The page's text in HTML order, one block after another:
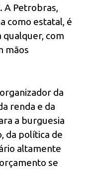
A Petrobras,
como estatal, é
com
mãos
da
renda e da
a burguesia
da política de
altamente
se